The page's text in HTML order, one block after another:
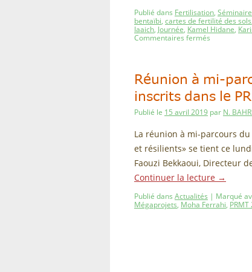
Publié dans Fertilisation,
bentaïbi, cartes de fertilité des sols
Iaaich, Journée, Kamel Hidane,
Commentaires fermés
Réunion à mi-
inscrits dans le
Publié le 15 avril 2019 par N.
La réunion à mi-parcours
et résilients» se tient ce
Faouzi Bekkaoui, Directeur
Continuer la lecture →
Publié dans Actualités | Marqué
Mégaprojets, Moha Ferrahi,